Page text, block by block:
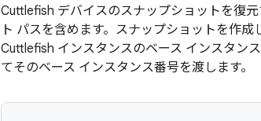
Cuttlefish デバイスのスナップショットを復元
ト パスを含めます。スナップショットを作
Cuttlefish インスタンスのベース インスタン
てそのベース インスタンス番号を渡します。